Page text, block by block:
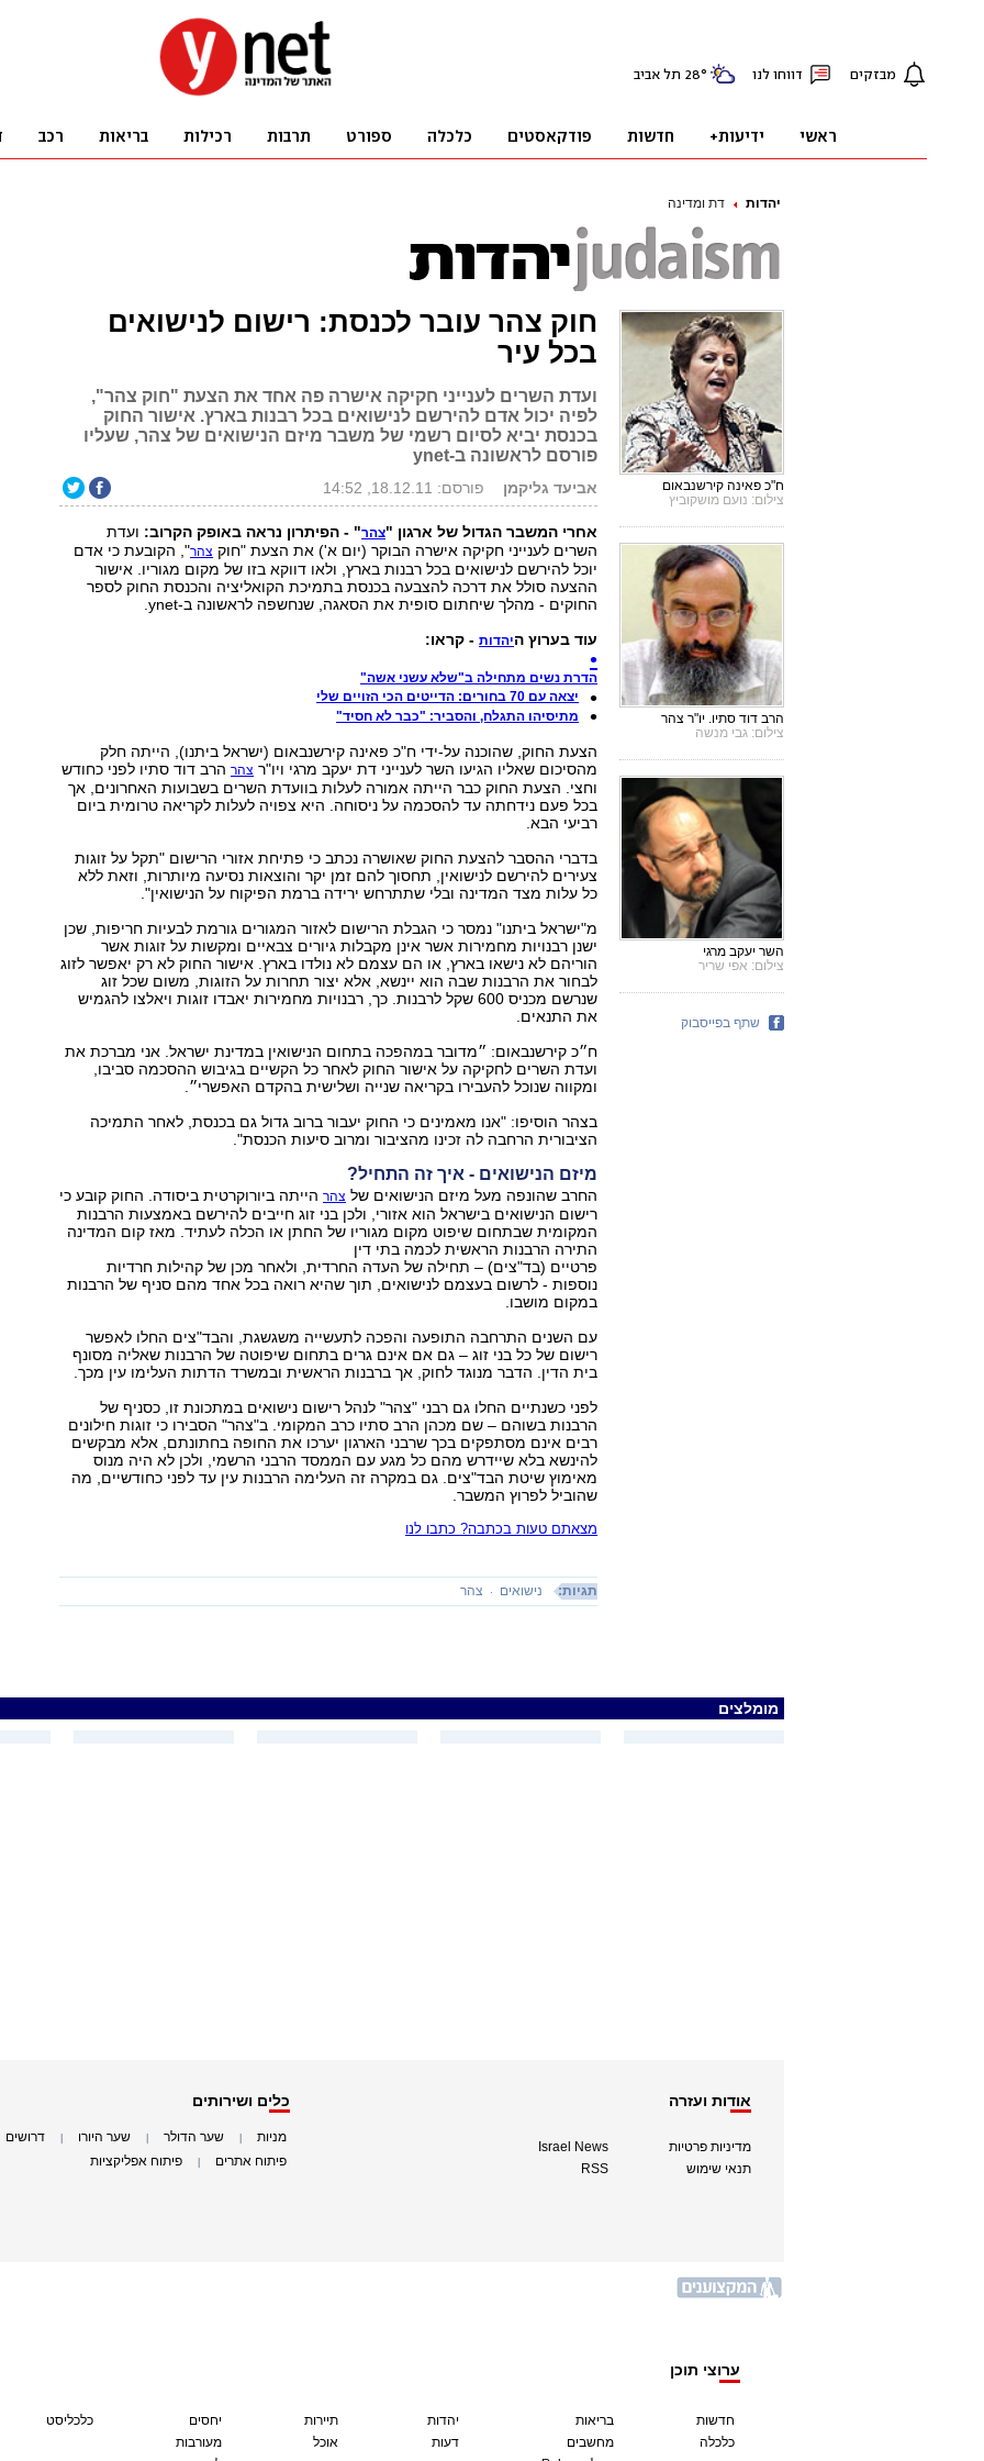
יהדות דת ומדינה
חוק צהר עובר לכנסת: רישום לנישואים
בכל עיר
ועדת השרים לענייני חקיקה אישרה פה אחד את הצעת "חוק צהר",
לפיה יכול אדם להירשם לנישואים בכל רבנות בארץ. אישור החוק
בכנסת יביא לסיום רשמי של משבר מיזם הנישואים של צהר, שעליו
פורסם לראשונה ב-ynet
אביעד גליקמן פורסם: 18.12.11, 14:52
אחרי המשבר הגדול של ארגון "צהר" - הפיתרון נראה באופק הקרוב: ועדת
השרים לענייני חקיקה אישרה הבוקר (יום א') את הצעת "חוק צהר", הקובעת כי אדם
יוכל להירשם לנישואים בכל רבנות בארץ, ולאו דווקא בזו של מקום מגוריו. אישור
ההצעה סולל את דרכה להצבעה בכנסת בתמיכת הקואליציה והכנסת החוק לספר
החוקים - מהלך שיחתום סופית את הסאגה, שנחשפה לראשונה ב-ynet.
עוד בערוץ היהדות- קראו:
הדרת נשים מתחילה ב"שלא עשני אשה"
יצאה עם 70 בחורים: הדייטים הכי הזויים שלי
מתיסיהו התגלח, והסביר: "כבר לא חסיד"
הצעת החוק, שהוכנה על-ידי ח"כ פאינה קירשנבאום (ישראל ביתנו), הייתה חלק
מהסיכום שאליו הגיעו השר לענייני דת יעקב מרגי ויו"ר צהרהרב דוד סתיו לפני כחודש
וחצי. הצעת החוק כבר הייתה אמורה לעלות בוועדת השרים בשבועות האחרונים, אך
בכל פעם נידחתה עד להסכמה על ניסוחה. היא צפויה לעלות לקריאה טרומית ביום
רביעי הבא.
בדברי ההסבר להצעת החוק שאושרה נכתב כי פתיחת אזורי הרישום "תקל על זוגות
צעירים להירשם לנישואין, תחסוך להם זמן יקר והוצאות נסיעה מיותרות, וזאת ללא
כל עלות מצד המדינה ובלי שתתרחש ירידה ברמת הפיקוח על הנישואין".
מ"ישראל ביתנו" נמסר כי הגבלת הרישום לאזור המגורים גורמת לבעיות חריפות, שכן
ישנן רבנויות מחמירות אשר אינן מקבלות גיורים צבאיים ומקשות על זוגות אשר
הוריהם לא נישאו בארץ, או הם עצמם לא נולדו בארץ. אישור החוק לא רק יאפשר לזוג
לבחור את הרבנות שבה הוא יינשא, אלא יצור תחרות על הזוגות, משום שכל זוג
שנרשם מכניס 600 שקל לרבנות. כך, רבנויות מחמירות יאבדו זוגות ויאלצו להגמיש
את התנאים.
ח״כ קירשנבאום: ״מדובר במהפכה בתחום הנישואין במדינת ישראל. אני מברכת את
ועדת השרים לחקיקה על אישור החוק לאחר כל הקשיים בגיבוש ההסכמה סביבו,
ומקווה שנוכל להעבירו בקריאה שנייה ושלישית בהקדם האפשרי״.
בצהר הוסיפו: "אנו מאמינים כי החוק יעבור ברוב גדול גם בכנסת, לאחר התמיכה
הציבורית הרחבה לה זכינו מהציבור ומרוב סיעות הכנסת".
מיזם הנישואים - איך זה התחיל?
החרב שהונפה מעל מיזם הנישואים של צהרהייתה ביורוקרטית ביסודה. החוק קובע כי
רישום הנישואים בישראל הוא אזורי, ולכן בני זוג חייבים להירשם באמצעות הרבנות
המקומית שבתחום שיפוט מקום מגוריו של החתן או הכלה לעתיד. מאז קום המדינה
התירה הרבנות הראשית לכמה בתי דין
פרטיים (בד"צים) – תחילה של העדה החרדית, ולאחר מכן של קהילות חרדיות
נוספות - לרשום בעצמם לנישואים, תוך שהיא רואה בכל אחד מהם סניף של הרבנות
במקום מושבו.
עם השנים התרחבה התופעה והפכה לתעשייה משגשגת, והבד"צים החלו לאפשר
רישום של כל בני זוג – גם אם אינם גרים בתחום שיפוטה של הרבנות שאליה מסונף
בית הדין. הדבר מנוגד לחוק, אך ברבנות הראשית ובמשרד הדתות העלימו עין מכך.
לפני כשנתיים החלו גם רבני "צהר" לנהל רישום נישואים במתכונת זו, כסניף של
הרבנות בשוהם – שם מכהן הרב סתיו כרב המקומי. ב"צהר" הסבירו כי זוגות חילונים
רבים אינם מסתפקים בכך שרבני הארגון יערכו את החופה בחתונתם, אלא מבקשים
להינשא בלא שיידרש מהם כל מגע עם הממסד הרבני הרשמי, ולכן לא היה מנוס
מאימוץ שיטת הבד"צים. גם במקרה זה העלימה הרבנות עין עד לפני כחודשיים, מה
שהוביל לפרוץ המשבר.
מצאתם טעות בכתבה? כתבו לנו
תגיות: נישואים צהר
ח"כ פאינה קירשנבאום
צילום: נועם מושקוביץ
הרב דוד סתיו. יו"ר צהר
צילום: גבי מנשה
השר יעקב מרגי
צילום: אפי שריר
שתף בפייסבוק
מומלצים
אודות ועזרה
מדיניות פרטיות
תנאי שימוש
Israel News
RSS
כלים ושירותים
מניות שער הדולר שער היורו דרושים
פיתוח אתרים פיתוח אפליקציות
ערוצי תוכן
חדשות
כלכלה
בריאות
מחשבים
יהדות
דעות
תיירות
אוכל
יחסים
מעורבות
כלכליסט